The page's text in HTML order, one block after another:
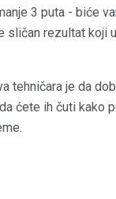
3 puta - biće
sličan rezultat koji
tehničara je da
ćete ih čuti kako